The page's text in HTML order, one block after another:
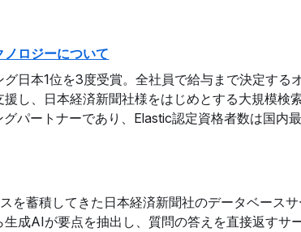
ロジーについて
日本1位を3度受賞。全社員で給与まで決定す
し、日本経済新聞社様をはじめとする大規模
パートナーであり、Elastic認定資格者数は国内最
を蓄積してきた日本経済新聞社のデータベース
成AIが要点を抽出し、質問の答えを直接返す